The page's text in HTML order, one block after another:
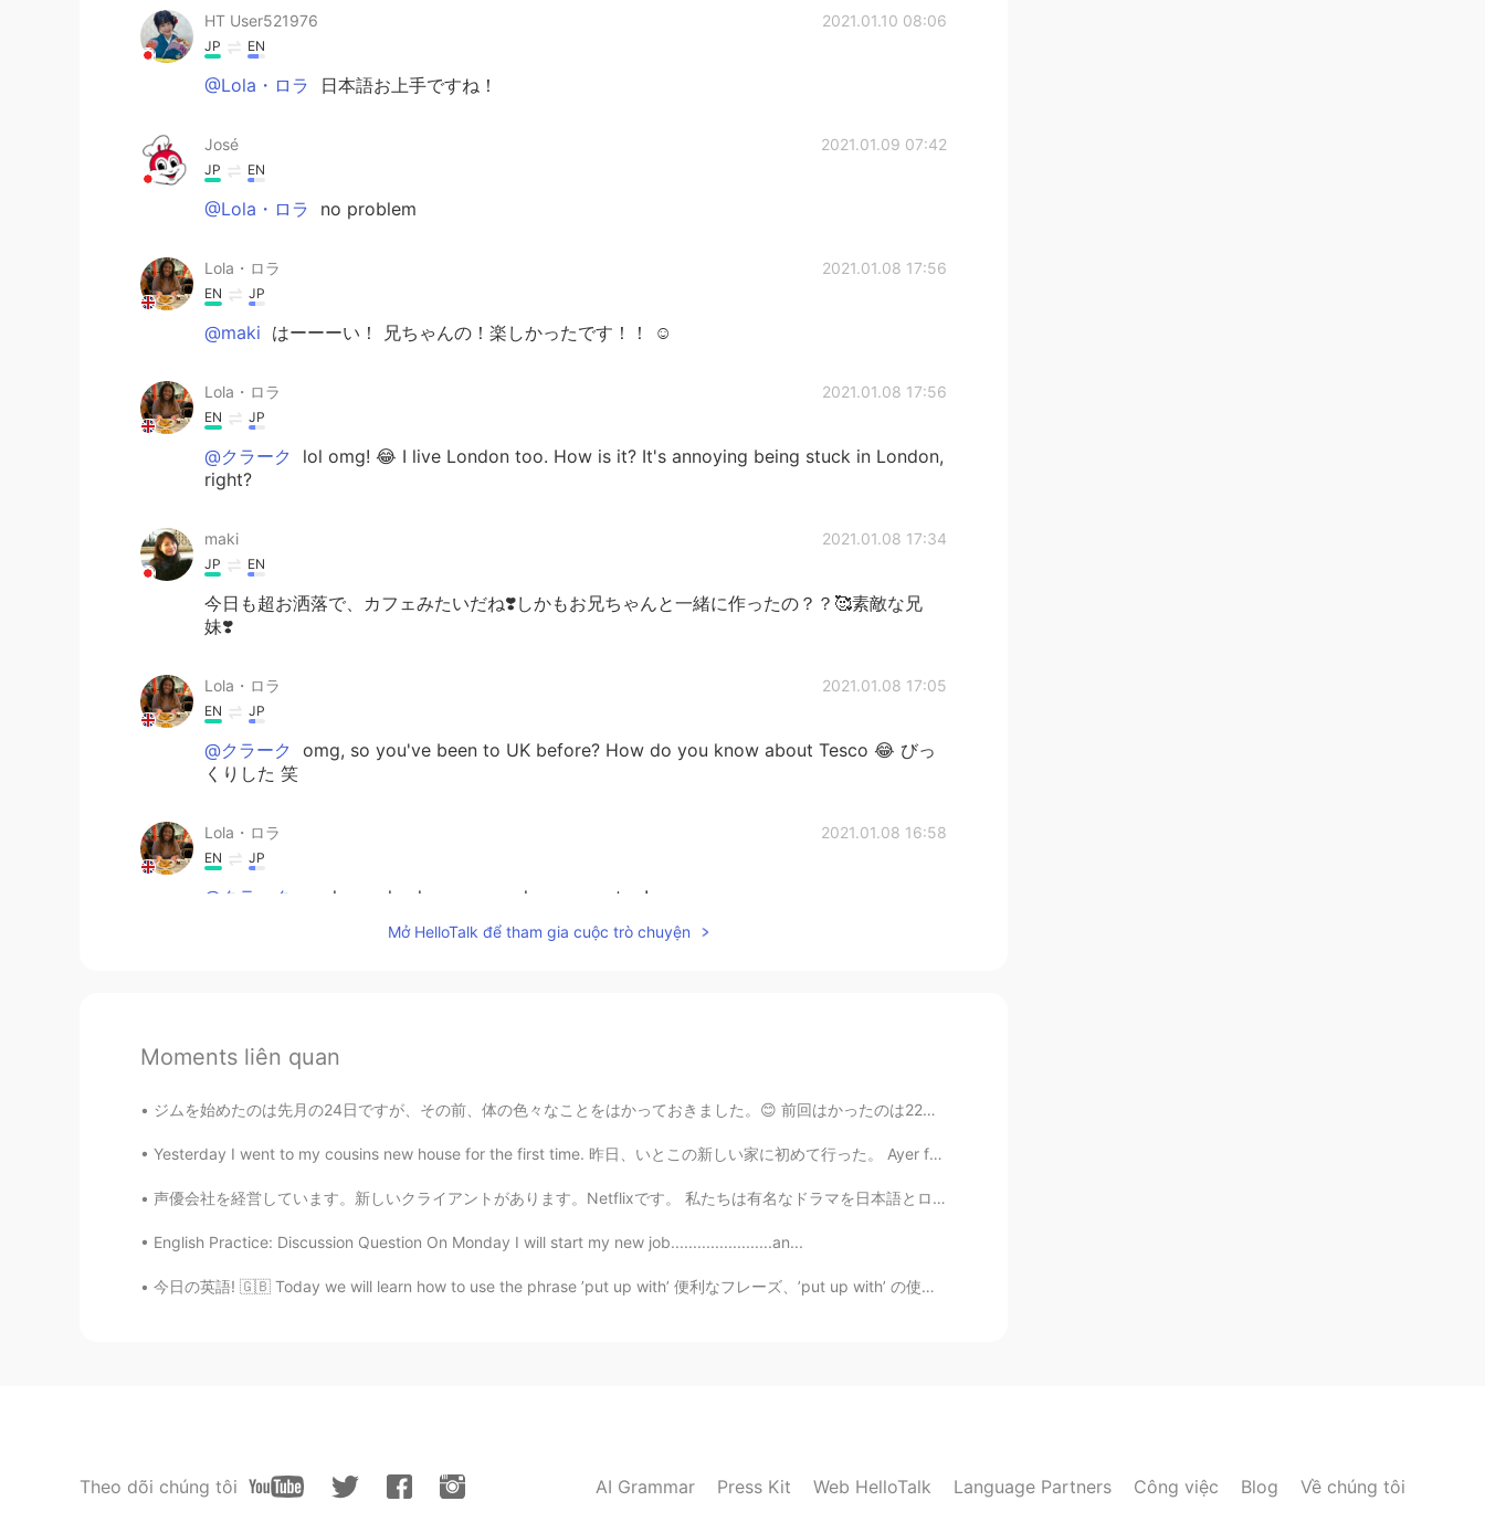
HT User521976 2021.01.10 08:06
JP EN
@Lola・ロラ 日本語お上手ですね！
José 2021.01.09 07:42
JP EN
@Lola・ロラ no problem
Lola・ロラ 2021.01.08 17:56
EN JP
@maki はーーーい！ 兄ちゃんの！楽しかったです！！ ☺
Lola・ロラ 2021.01.08 17:56
EN JP
@クラーク
lol omg! 😂 I live London too. How is it? It's annoying being stuck in London,
right?
maki 2021.01.08 17:34
JP EN
今日も超お洒落で、カフェみたいだね❣️しかもお兄ちゃんと一緒に作ったの？？🥰素敵な兄
妹❣️
Lola・ロラ 2021.01.08 17:05
EN JP
@クラーク
omg, so you've been to UK before? How do you know about Tesco 😂 びっ
くりした 笑
Lola・ロラ 2021.01.08 16:58
EN JP
@クラーク yeah we also have some cheap ones too!
のチーズピザ (M サイズ)は 日本には1100円ぐらい イギリスで 多分£12/13 = 1700/1800 ぐら
いと思う🤔
EN JP
@クラーク 600円ぐらいと思う 🤔 でも今回はエビはもうすぐ期限切れになりましたから安
くなった! 早く買っちゃったよ！ 300円くらいだった。
EN JP
@クラーク ありがとー！ 😉
Mở HelloTalk để tham gia cuộc trò chuyện
Moments liên quan
ジムを始めたのは先月の24日ですが、その前、体の色々なことをはかっておきました。😊 前回はかったのは22日だったので、毎月22日にはかろうと思ってます。 それで、今日はかったら、大切な体脂肪...
Yesterday I went to my cousins new house for the first time. 昨日、いとこの新しい家に初めて行った。 Ayer fui por pr...
声優会社を経営しています。新しいクライアントがあります。Netflixです。 私たちは有名なドラマを日本語とロシア語と中国語とアラビア語にダビングしています。私と従業員はたくさんのお金を稼ぎま...
English Practice: Discussion Question On Monday I will start my new job.......................an...
今日の英語! 🇬🇧 Today we will learn how to use the phrase ’put up with’ 便利なフレーズ、’put up with’ の使い方を学びま...
Theo dõi chúng tôi AI Grammar Press Kit Web HelloTalk Language Partners Công việc Blog Về chúng tôi